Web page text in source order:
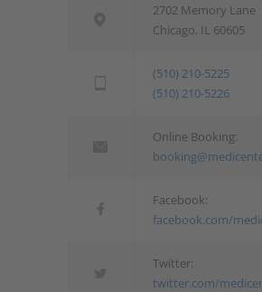
2702 Memory Lane
Chicago, IL 60605
(510) 210-5225
(510) 210-5226
Online Booking:
Facebook:
facebook.com/
Twitter:
twitter.com/